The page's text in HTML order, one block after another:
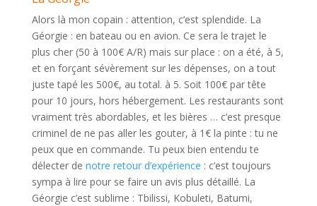
Alors là mon copain : attention, c’est splendide. La
Géorgie : en bateau ou en avion. Ce sera le trajet le
plus cher (50 à 100€ A/R) mais sur place : on a été, à 5,
et en forçant sévèrement sur les dépenses, on a tout
juste tapé les 500€, au total. à 5. Soit 100€ par tête
pour 10 jours, hors hébergement. Les restaurants sont
vraiment très abordables, et les bières … c’est presque
criminel de ne pas aller les gouter, à 1€ la pinte : tu ne
peux que en commande. Tu peux bien entendu te
délecter de notre retour d’expérience : c’est toujours
sympa à lire pour se faire un avis plus détaillé. La
Géorgie c’est sublime : Tbilissi, Kobuleti, Batumi,